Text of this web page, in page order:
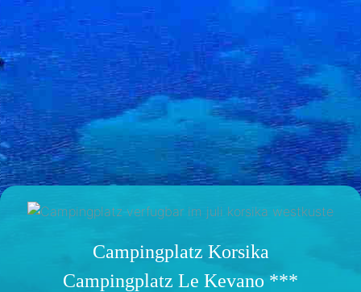
Campingplatz Korsika
Campingplatz Le Kevano ***